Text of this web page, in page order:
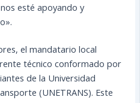
esté apoyando y
el mandatario local
técnico conformado por
de la Universidad
(UNETRANS). Este